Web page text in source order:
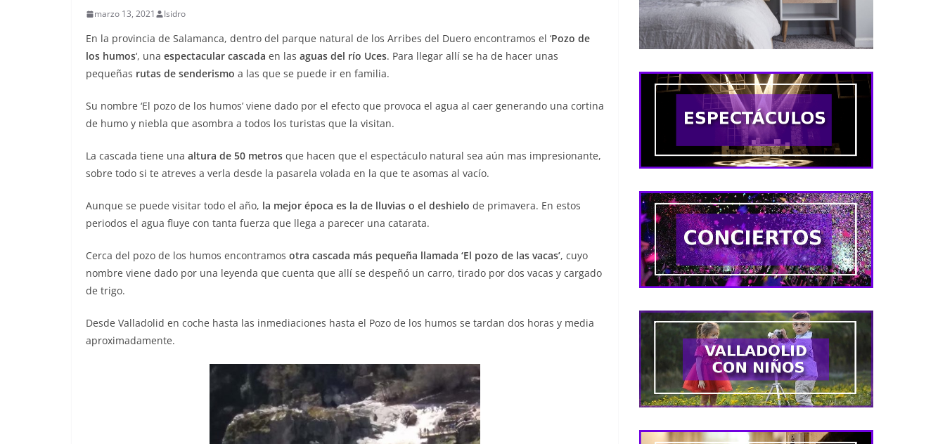
marzo 13, 2021 Isidro
En la provincia de Salamanca, dentro del parque natural de los Arribes del Duero encontramos el ‘Pozo de
los humos‘, una espectacular cascada en las aguas del río Uces. Para llegar allí se ha de hacer unas
pequeñas rutas de senderismo a las que se puede ir en familia.
Su nombre ‘El pozo de los humos’ viene dado por el efecto que provoca el agua al caer generando una cortina
de humo y niebla que asombra a todos los turistas que la visitan.
La cascada tiene una altura de 50 metros que hacen que el espectáculo natural sea aún mas impresionante,
sobre todo si te atreves a verla desde la pasarela volada en la que te asomas al vacío.
Aunque se puede visitar todo el año, la mejor época es la de lluvias o el deshielo de primavera. En estos
periodos el agua fluye con tanta fuerza que llega a parecer una catarata.
Cerca del pozo de los humos encontramos otra cascada más pequeña llamada ‘El pozo de las vacas’, cuyo
nombre viene dado por una leyenda que cuenta que allí se despeñó un carro, tirado por dos vacas y cargado
de trigo.
Desde Valladolid en coche hasta las inmediaciones hasta el Pozo de los humos se tardan dos horas y media
aproximadamente.